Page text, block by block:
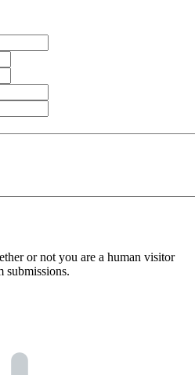
or not you are a human visitor
submissions.